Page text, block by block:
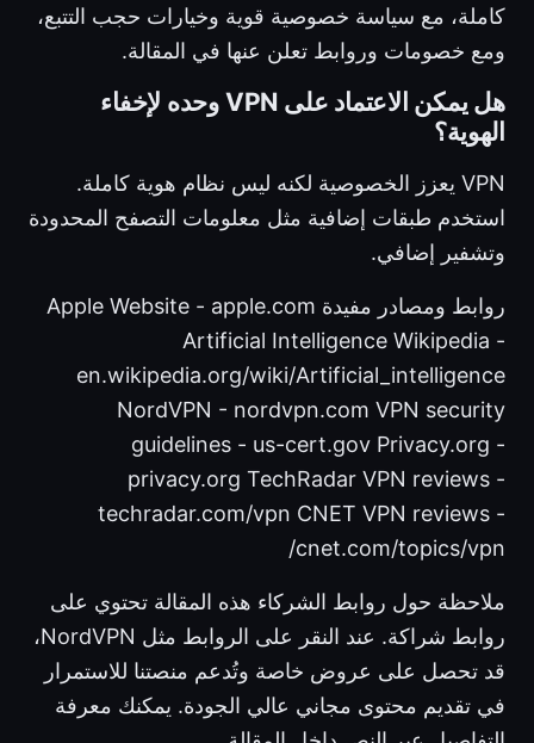
كاملة، مع سياسة خصوصية قوية وخيارات حجب التتبع،
ومع خصومات وروابط تعلن عنها في المقالة.
هل يمكن الاعتماد على VPN وحده لإخفاء
الهوية؟
VPN يعزز الخصوصية لكنه ليس نظام هوية كاملة.
استخدم طبقات إضافية مثل معلومات التصفح المحدودة
وتشفير إضافي.
روابط ومصادر مفيدة Apple Website - apple.com
Artificial Intelligence Wikipedia -
en.wikipedia.org/wiki/Artificial_intelligence
NordVPN - nordvpn.com VPN security
guidelines - us-cert.gov Privacy.org -
privacy.org TechRadar VPN reviews -
techradar.com/vpn CNET VPN reviews -
cnet.com/topics/vpn/
ملاحظة حول روابط الشركاء هذه المقالة تحتوي على
روابط شراكة. عند النقر على الروابط مثل NordVPN،
قد تحصل على عروض خاصة وتُدعم منصتنا للاستمرار
في تقديم محتوى مجاني عالي الجودة. يمكنك معرفة